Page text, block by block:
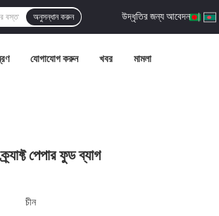
উদ্ধৃতির জন্য আবেদন |
অনুসন্ধান করুন
যোগাযোগ করুন খবর মামলা
পেপার ফুড ব্যাগ
চীন